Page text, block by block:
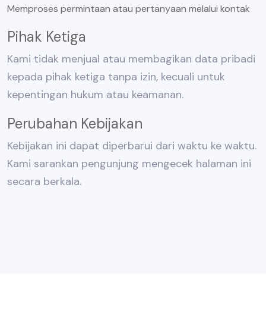
Memproses permintaan atau pertanyaan melalui kontak
Pihak Ketiga
Kami tidak menjual atau membagikan data pribadi
kepada pihak ketiga tanpa izin, kecuali untuk
kepentingan hukum atau keamanan.
Perubahan Kebijakan
Kebijakan ini dapat diperbarui dari waktu ke waktu.
Kami sarankan pengunjung mengecek halaman ini
secara berkala.